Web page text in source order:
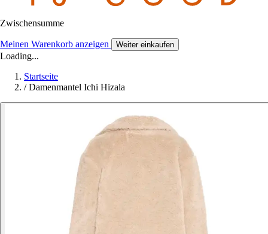
Zwischensumme
Meinen Warenkorb anzeigen Weiter einkaufen
Loading...
Startseite
/ Damenmantel Ichi Hizala